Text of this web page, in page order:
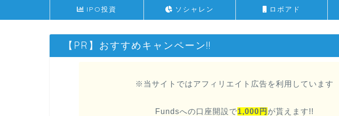
IPO投資 ソシャレン ロボアド
【PR】おすすめキャンペーン!!
※当サイトではアフィリエイト広告を利用しています
Fundsへの口座開設で1,000円 が貰えます!!